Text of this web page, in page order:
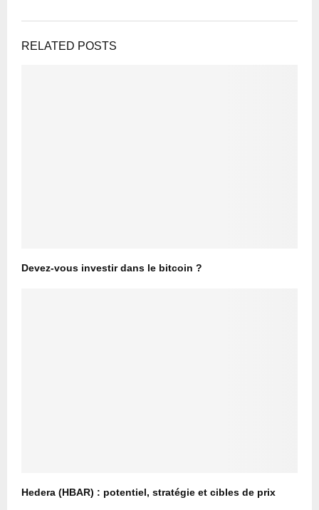
RELATED POSTS
Devez-vous investir dans le bitcoin ?
Hedera (HBAR) : potentiel, stratégie et cibles de prix